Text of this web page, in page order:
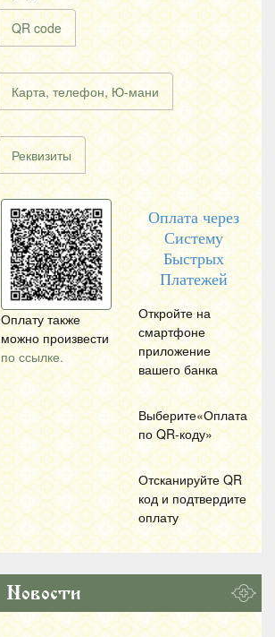
QR code
Карта, телефон, Ю-мани
Реквизиты
Оплату также
можно произвести
по ссылке.
Оплата через
Систему
Быстрых
Платежей
Откройте на
смартфоне
приложение
вашего банка
Выберите«Оплата
по QR-коду»
Отсканируйте QR
код и подтвердите
оплату
Новости